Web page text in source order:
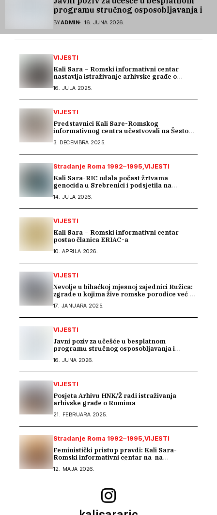
programu stručnog osposobljavanja i
podrške pri zapošljavanju
BYADMIN 16. JUNA 2026.
VIJESTI
Kali Sara – Romski informativni centar
nastavlja istraživanje arhivske građe o
Srpske
16. JULA 2025.
VIJESTI
Predstavnici Kali Sare-Romskog
informativnog centra učestvovali na Šestom
3. DECEMBRA 2025.
Stradanje Roma 1992–1995 VIJESTI
Kali Sara-RIC odala počast žrtvama
genocida u Srebrenici i podsjetila na
14. JULA 2026.
VIJESTI
Kali Sara – Romski informativni centar
postao članica ERIAC-a
10. APRILA 2026.
VIJESTI
Nevolje u bihaćkoj mjesnoj zajednici Ružica:
zgrade u kojima žive romske porodice već 15
17. JANUARA 2025.
VIJESTI
Javni poziv za učešće u besplatnom
programu stručnog osposobljavanja i
16. JUNA 2026.
VIJESTI
Posjeta Arhivu HNK/Ž radi istraživanja
arhivske građe o Romima
21. FEBRUARA 2025.
Stradanje Roma 1992–1995 VIJESTI
Feministički pristup pravdi: Kali Sara-
Romski informativni centar na na
12. MAJA 2026.